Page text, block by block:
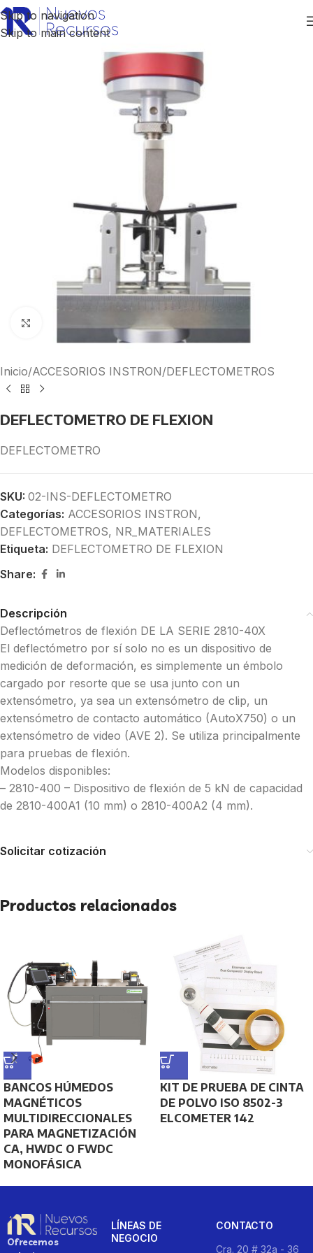
Skip to navigation
Skip to main content
Inicio/ACCESORIOS INSTRON/DEFLECTOMETROS
DEFLECTOMETRO DE FLEXION
DEFLECTOMETRO
SKU: 02-INS-DEFLECTOMETRO
Categorías: ACCESORIOS INSTRON,
DEFLECTOMETROS, NR_MATERIALES
Etiqueta: DEFLECTOMETRO DE FLEXION
Share:
Descripción
Deflectómetros de flexión DE LA SERIE 2810-40X
El deflectómetro por sí solo no es un dispositivo de
medición de deformación, es simplemente un émbolo
cargado por resorte que se usa junto con un
extensómetro, ya sea un extensómetro de clip, un
extensómetro de contacto automático (AutoX750) o un
extensómetro de video (AVE 2). Se utiliza principalmente
para pruebas de flexión.
Modelos disponibles:
– 2810-400 – Dispositivo de flexión de 5 kN de capacidad
de 2810-400A1 (10 mm) o 2810-400A2 (4 mm).
Solicitar cotización
Productos relacionados
BANCOS HÚMEDOS
MAGNÉTICOS
MULTIDIRECCIONALES
PARA MAGNETIZACIÓN
CA, HWDC O FWDC
MONOFÁSICA
KIT DE PRUEBA DE CINTA
DE POLVO ISO 8502-3
ELCOMETER 142
Ofrecemos
LÍNEAS DE
NEGOCIO
CONTACTO
Cra. 20 # 32a - 36